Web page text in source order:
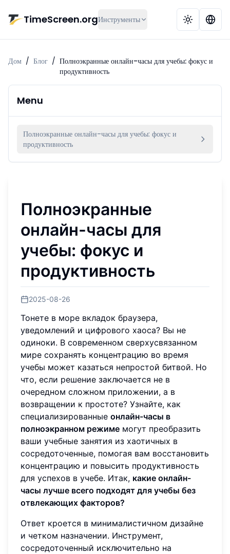
TimeScreen.orgИнструменты
Дом / Блог / Полноэкранные онлайн-часы для учебы: фокус и
продуктивность
Menu
Полноэкранные онлайн-часы для учебы: фокус и
продуктивность
Полноэкранные
онлайн-часы для
учебы: фокус и
продуктивность
2025-08-26
Тонете в море вкладок браузера,
уведомлений и цифрового хаоса? Вы не
одиноки. В современном сверхусвязанном
мире сохранять концентрацию во время
учебы может казаться непростой битвой. Но
что, если решение заключается не в
очередном сложном приложении, а в
возвращении к простоте? Узнайте, как
специализированные онлайн-часы в
полноэкранном режиме могут преобразить
ваши учебные занятия из хаотичных в
сосредоточенные, помогая вам восстановить
концентрацию и повысить продуктивность
для успехов в учебе. Итак, какие онлайн-
часы лучше всего подходят для учебы без
отвлекающих факторов?
Ответ кроется в минималистичном дизайне
и четком назначении. Инструмент,
сосредоточенный исключительно на